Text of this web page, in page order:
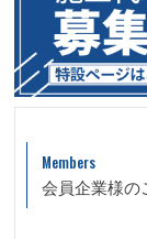
Members
会員企業様の